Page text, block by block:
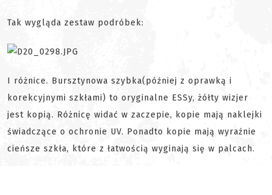
Tak wygląda zestaw podróbek:
I różnice. Bursztynowa szybka(później z oprawką i
korekcyjnymi szkłami) to oryginalne ESSy, żółty wizjer
jest kopią. Różnicę widać w zaczepie, kopie mają naklejki
świadczące o ochronie UV. Ponadto kopie mają wyraźnie
cieńsze szkła, które z łatwością wyginają się w palcach.